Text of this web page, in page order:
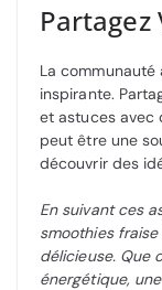
Partagez
La communauté
inspirante.
et astuces avec
peut être une
découvrir des
En suivant ces
smoothies
délicieuse. Que
énergétique,